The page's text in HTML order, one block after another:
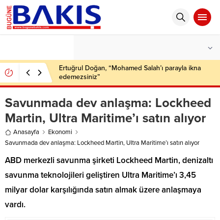
Ertuğrul Doğan, “Mohamed Salah’ı parayla ikna
edemezsiniz”
Savunmada dev anlaşma: Lockheed
Martin, Ultra Maritime’ı satın alıyor
Anasayfa
Ekonomi
Savunmada dev anlaşma: Lockheed Martin, Ultra Maritime’ı satın alıyor
ABD merkezli savunma şirketi Lockheed Martin, denizaltı
savunma teknolojileri geliştiren Ultra Maritime’ı 3,45
milyar dolar karşılığında satın almak üzere anlaşmaya
vardı.